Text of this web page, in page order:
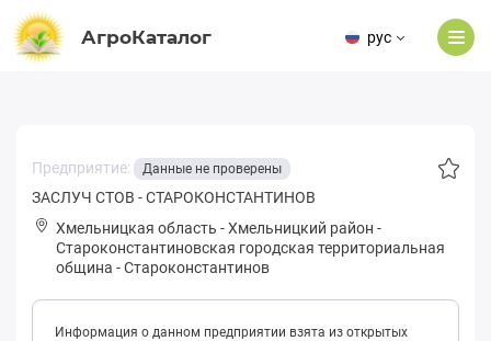
АгроКаталог рус
Предприятие: Данные не проверены
ЗАСЛУЧ СТОВ - СТАРОКОНСТАНТИНОВ
Хмельницкая область -Хмельницкий район -
Стapoкoнстантиновская городская территориальная
община -Староконстантинов
Информация о данном предприятии взята из открытых